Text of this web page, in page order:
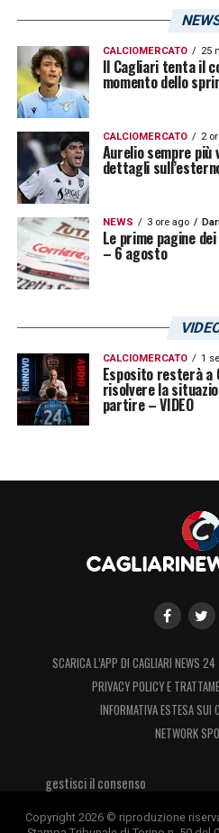
Wyscout e quando
giocatore che ci può
sui campi per vederlo
giocatori che abbiamo
noi è un difficile. Ci
mercato, qualcuno
noi lavoriamo e
club giocatori validi.
dando i frutti, ci sono
stanno dando
LA PLAYLIST DELLE
CALCIOMERCATO 25
Il Cagliari tenta il
momento dello
CALCIOMERCATO 2
Aurelio sempre
dettagli
NEWS 3 ore ago
Le prime pagine
– 6 agosto
CALCIOMERCATO 1
Esposito resterà a
risolvere la
partire – VIDEO
SCARICA L’APP DI CAGLIARI NEWS 24
PRIVACY POLICY E
INFORMATIVA ESTESA SUI
NETWORK
gestisci il consenso
Copyright 2026 © riproduzione